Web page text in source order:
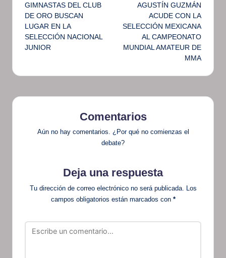
de
entradas
GIMNASTAS DEL CLUB
DE ORO BUSCAN
LUGAR EN LA
SELECCIÓN NACIONAL
JUNIOR
AGUSTÍN GUZMÁN
ACUDE CON LA
SELECCIÓN MEXICANA
AL CAMPEONATO
MUNDIAL AMATEUR DE
MMA
Comentarios
Aún no hay comentarios. ¿Por qué no comienzas el
debate?
Deja una respuesta
Tu dirección de correo electrónico no será publicada. Los
campos obligatorios están marcados con *